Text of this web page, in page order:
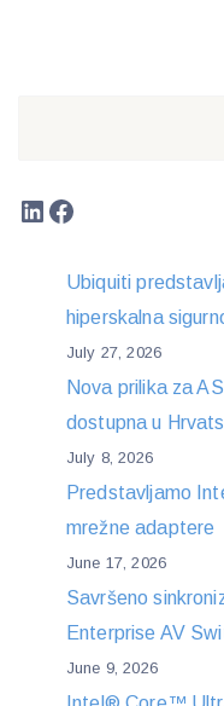
LinkedIn
Facebook
Ubiquiti
hiperskalna
July 27, 2026
Nova prilika za
dostupna u
July 8, 2026
Predstavljamo
mrežne adaptere
June 17, 2026
Savršeno
Enterprise AV
June 9, 2026